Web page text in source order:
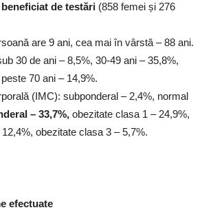
de testări (858 femei și 276
are 9 ani, cea mai în vârstă – 88 ani.
30 de ani – 8,5%, 30-49 ani – 35,8%,
70 ani – 14,9%.
(IMC): subponderal – 2,4%, normal
– 33,7%, obezitate clasa 1 – 24,9%,
obezitate clasa 3 – 5,7%.
efectuate